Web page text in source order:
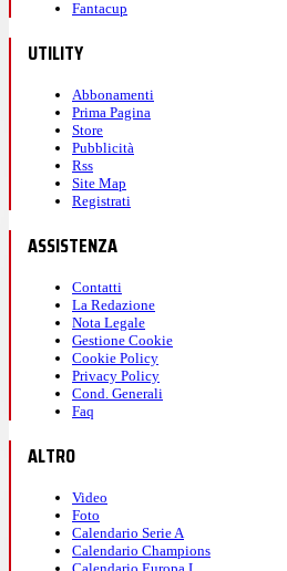
Fantacup
UTILITY
Abbonamenti
Prima Pagina
Store
Pubblicità
Rss
Site Map
Registrati
ASSISTENZA
Contatti
La Redazione
Nota Legale
Gestione Cookie
Cookie Policy
Privacy Policy
Cond. Generali
Faq
ALTRO
Video
Foto
Calendario Serie A
Calendario Champions